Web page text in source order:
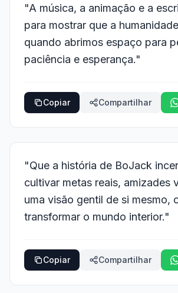
"A música, a animação e a
para mostrar que a
quando abrimos espaço para
paciência e esperança."
Copiar Compartilhar
"Que a história de BoJack
cultivar metas reais, amizades
uma visão gentil de si mesmo,
transformar o mundo interior."
Copiar Compartilhar